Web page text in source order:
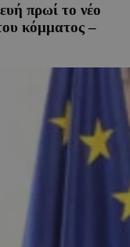
πρωί το νέο
κόμματος –